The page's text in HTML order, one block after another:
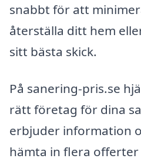
snabbt för att
återställa ditt hem
sitt bästa skick.
På sanering-pris.se
rätt företag för dina
erbjuder information
hämta in flera